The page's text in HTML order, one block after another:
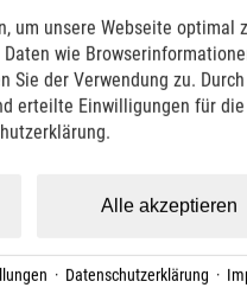
um unsere Webseite optimal
wie
Sie der Verwendung zu. Durch
erteilte Einwilligungen für die
Alle akzeptieren
· Datenschutzerklärung ·